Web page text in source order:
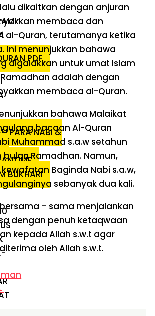
PDF
PARA NABI &
BUKHARI
dikaitkan dengan anjuran
membaca dan
al-Quran, terutamanya ketika
Ini menunjukkan bahawa
digalakkan untuk umat Islam
adalah dengan
membaca al-Quran.
bahawa Malaikat
bacaan Al-Quran
Muhammad s.a.w setahun
bulan Ramadhan. Namun,
Baginda Nabi s.a.w,
sebanyak dua kali.
– sama menjalankan
dengan penuh ketaqwaan
kepada Allah s.w.t agar
oleh Allah s.w.t.